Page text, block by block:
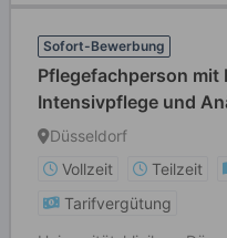
Sofort-Bewerbung
Pflegefachperson mit
Intensivpflege und
Teilzeit
Düsseldorf
Vollzeit
Teilzeit
Tarifvergütung